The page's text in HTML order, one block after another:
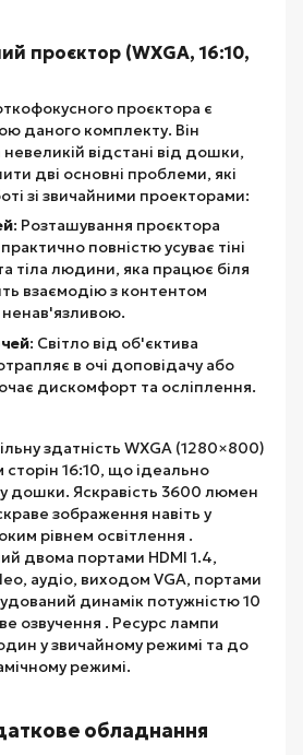
проєктор (WXGA, 16:10,
проєктора є
даного комплекту. Він
відстані від дошки,
дві основні проблеми, які
зі звичайними проекторами:
: Розташування проєктора
повністю усуває тіні
тіла людини, яка працює біля
взаємодію з контентом
: Світло від об'єктива
в очі доповідачу або
дискомфорт та осліплення.
здатність WXGA (1280×800)
сторін 16:10, що ідеально
дошки. Яскравість 3600 люмен
зображення навіть у
рівнем освітлення .
двома портами HDMI 1.4,
аудіо, виходом VGA, портами
динамік потужністю 10
озвучення . Ресурс лампи
у звичайному режимі та до
режимі.
обладнання